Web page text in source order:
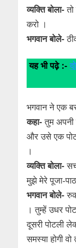
व्यक्ति बोला-
करो ।
भगवान बोले-
यह भी पढ़े :-
भगवान ने एक
कहा- तुम अपनी
और उसे एक
।
व्यक्ति बोला-
मुझे मेरे पूजा-
भगवान बोले-
। तुम्हें उधर
दूसरी पोटली
समस्या होगी